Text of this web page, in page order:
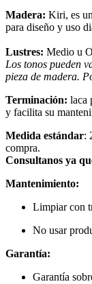
Madera: Kiri, es
para diseño y uso
Lustres: Medio u
Los tonos pueden
pieza de madera.
Terminación: laca
y facilita su
Medida estándar:
compra.
Consultanos ya
Mantenimiento:
Limpiar con
No usar
Garantía:
Garantía